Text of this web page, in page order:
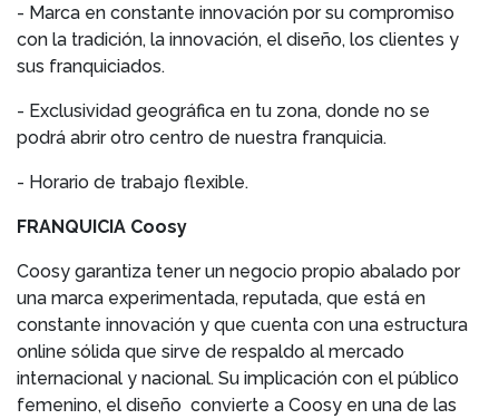
- Marca en constante innovación por su compromiso
con la tradición, la innovación, el diseño, los clientes y
sus franquiciados.
- Exclusividad geográfica en tu zona, donde no se
podrá abrir otro centro de nuestra franquicia.
- Horario de trabajo flexible.
FRANQUICIA Coosy
Coosy garantiza tener un negocio propio abalado por
una marca experimentada, reputada, que está en
constante innovación y que cuenta con una estructura
online sólida que sirve de respaldo al mercado
internacional y nacional. Su implicación con el público
femenino, el diseño convierte a Coosy en una de las